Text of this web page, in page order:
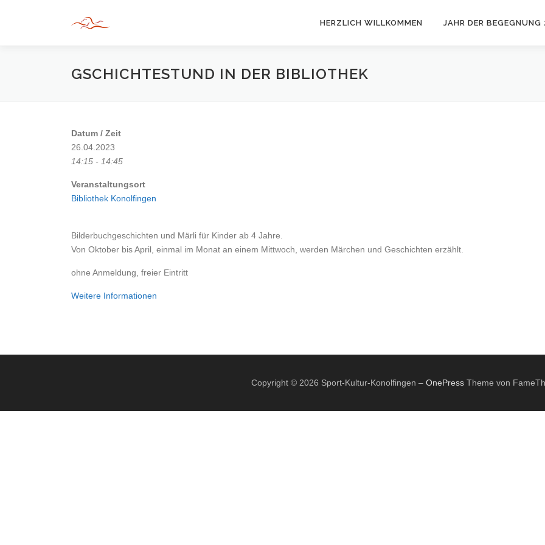
HERZLICH WILLKOMMEN JAHR DER
GSCHICHTESTUND IN DER BIBLIOTHEK
Datum / Zeit
26.04.2023
14:15 - 14:45
Veranstaltungsort
Bibliothek Konolfingen
Bilderbuchgeschichten und Märli für Kinder ab 4 Jahre.
Von Oktober bis April, einmal im Monat an einem Mittwoch, werden Märchen und Geschichten erzählt.
ohne Anmeldung, freier Eintritt
Weitere Informationen
Copyright © 2026 Sport-Kultur-Konolfingen – OnePressTheme von